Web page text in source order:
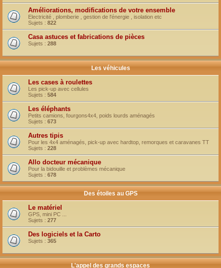
Améliorations, modifications de votre ensemble
Electricité , plomberie , gestion de l'énergie , isolation etc
Sujets : 822
Casa astuces et fabrications de pièces
Sujets : 288
Les véhicules
Les cases à roulettes
Les pick-up avec cellules
Sujets : 584
Les éléphants
Petits camions, fourgons4x4, poids lourds aménagés
Sujets : 673
Autres tipis
Pour les 4x4 aménagés, pick-up avec hardtop, remorques et caravanes TT
Sujets : 228
Allo docteur mécanique
Pour la bidouille et problèmes mécanique
Sujets : 678
Des étoiles au GPS
Le matériel
GPS, mini PC ...
Sujets : 277
Des logiciels et la Carto
Sujets : 365
L'appel des grands espaces